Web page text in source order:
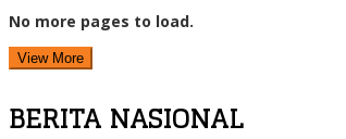
No more pages to load.
View More
BERITA NASIONAL